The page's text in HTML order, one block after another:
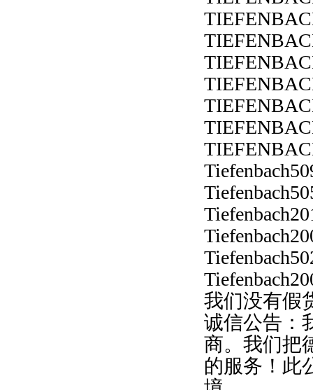
我们没有假
诚信公告：
商。我们把
的服务！此